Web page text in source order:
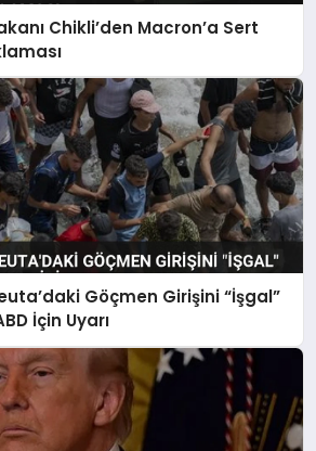
Chikli’den Macron’a Sert
Göçmen Girişini “İşgal”
İçin Uyarı